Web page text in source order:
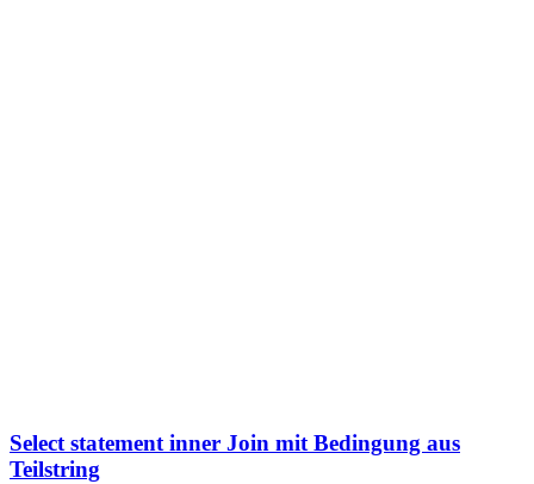
Select statement inner Join mit Bedingung aus
Teilstring